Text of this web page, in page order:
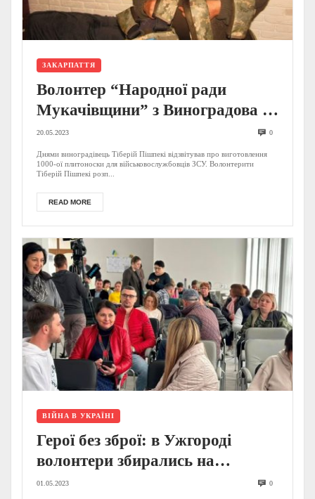
ЗАКАРПАТТЯ
Волонтер “Народної ради
Мукачівщини” з Виноградова зі
своєю командою пошив 1000
плитоносок для воїнів ЗСУ
(ВІДЕО, ФОТО)
20.05.2023 0
Днями виноградівець Тіберій Пішпекі відзвітував про виготовлення
1000-ої плитоноски для військовослужбовців ЗСУ. Волонтерити
Тіберій Пішпекі розп...
READ MORE
ВІЙНА В УКРАЇНІ
Герої без зброї: в Ужгороді
волонтери збирались на
комунікаційному майданчику
01.05.2023 0